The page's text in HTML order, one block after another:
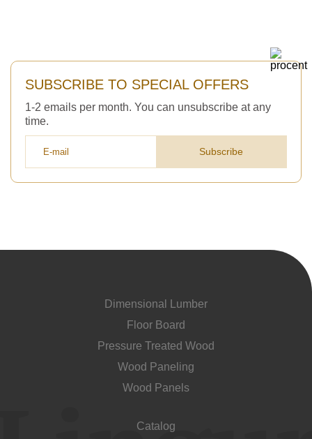
SUBSCRIBE TO SPECIAL OFFERS
1-2 emails per month. You can unsubscribe at any
time.
Subscribe
Dimensional Lumber
Floor Board
Pressure Treated Wood
Wood Paneling
Wood Panels
Catalog